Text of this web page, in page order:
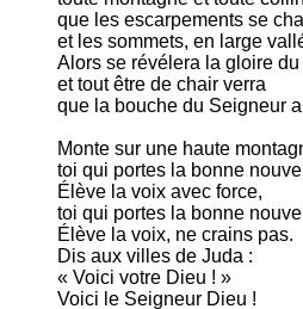
que les escarpements se
et les sommets, en large
Alors se révélera la gloire du
et tout être de chair verra
que la bouche du Seigneur
Monte sur une haute
toi qui portes la bonne
Élève la voix avec force,
toi qui portes la bonne
Élève la voix, ne crains pas.
Dis aux villes de Juda :
« Voici votre Dieu ! »
Voici le Seigneur Dieu !